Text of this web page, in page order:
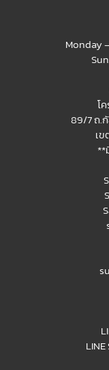
Monday
โ
89/7 ถ.
เ
**
LINE